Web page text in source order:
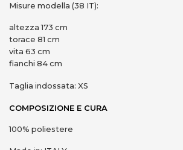
Misure modella (38 IT):
altezza 173 cm
torace 81 cm
vita 63 cm
fianchi 84 cm
Taglia indossata: XS
COMPOSIZIONE E CURA
100% poliestere